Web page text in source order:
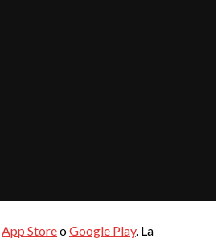
App StoreoGoogle Play. La